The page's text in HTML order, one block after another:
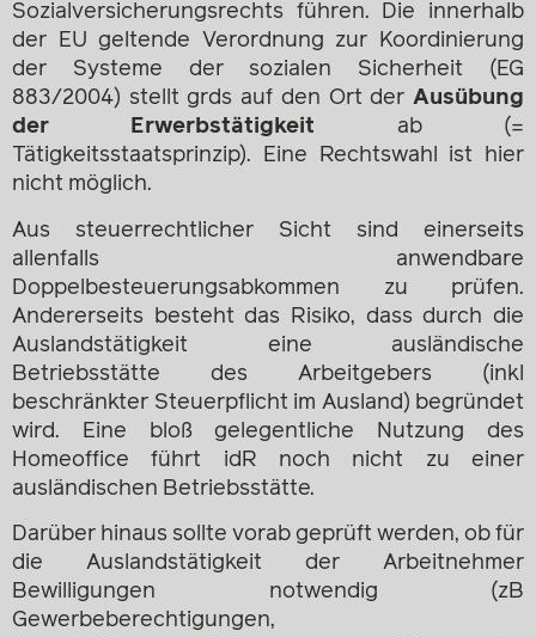
Sozialversicherungsrechts führen. Die innerhalb
der EU geltende Verordnung zur Koordinierung
der Systeme der sozialen Sicherheit (EG
883/2004) stellt grds auf den Ort der Ausübung
der Erwerbstätigkeit ab (=
Tätigkeitsstaatsprinzip). Eine Rechtswahl ist hier
nicht möglich.
Aus steuerrechtlicher Sicht sind einerseits
allenfalls anwendbare
Doppelbesteuerungsabkommen zu prüfen.
Andererseits besteht das Risiko, dass durch die
Auslandstätigkeit eine ausländische
Betriebsstätte des Arbeitgebers (inkl
beschränkter Steuerpflicht im Ausland) begründet
wird. Eine bloß gelegentliche Nutzung des
Homeoffice führt idR noch nicht zu einer
ausländischen Betriebsstätte.
Darüber hinaus sollte vorab geprüft werden, ob für
die Auslandstätigkeit der Arbeitnehmer
Bewilligungen notwendig (zB
Gewerbeberechtigungen,